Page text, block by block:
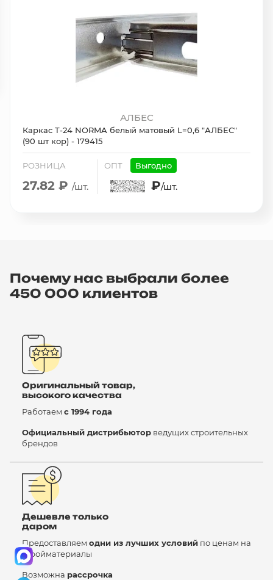
АЛБЕС
Каркас T-24 NORMA белый матовый L=0,6 "АЛБЕС"
(90 шт кор) - 179415
РОЗНИЦА
27.82 ₽ /шт.
ОПТ Выгодно
₽/шт.
Почему нас выбрали более
450 000 клиентов
Оригинальный товар,
высокого качества
Работаем с 1994 года
Официальный дистрибьютор ведущих строительных
брендов
Дешевле только
даром
Предоставляем одни из лучших условий по ценам на
стройматериалы
Возможна рассрочка